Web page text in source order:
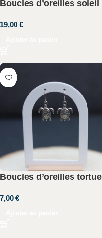
Boucles d’oreilles soleil
19,00 €
Boucles d’oreilles tortue
7,00 €